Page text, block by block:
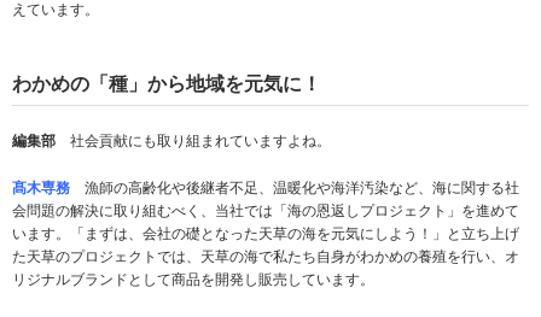
えています。
わかめの「種」から地域を元気に！
編集部 社会貢献にも取り組まれていますよね。
髙木専務 漁師の高齢化や後継者不足、温暖化や海洋汚染など、海に関する社
会問題の解決に取り組むべく、当社では「海の恩返しプロジェクト」を進めて
います。「まずは、会社の礎となった天草の海を元気にしよう！」と立ち上げ
た天草のプロジェクトでは、天草の海で私たち自身がわかめの養殖を行い、オ
リジナルブランドとして商品を開発し販売しています。